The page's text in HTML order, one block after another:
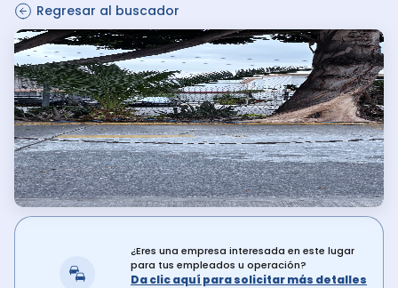
Regresar al buscador
¿Eres una empresa interesada en este lugar
para tus empleados u operación?
Da clic aquí para solicitar más detalles